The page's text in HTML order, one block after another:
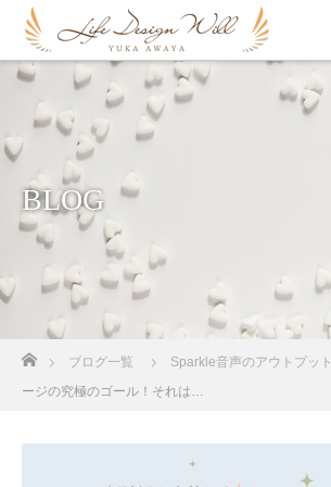
BLOG
ブログ一覧 Sparkle音声のアウトプット
ージの究極のゴール！それは…